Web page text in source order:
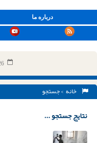
درباره ما
خانه > جستجو
نتایج جستجو ...